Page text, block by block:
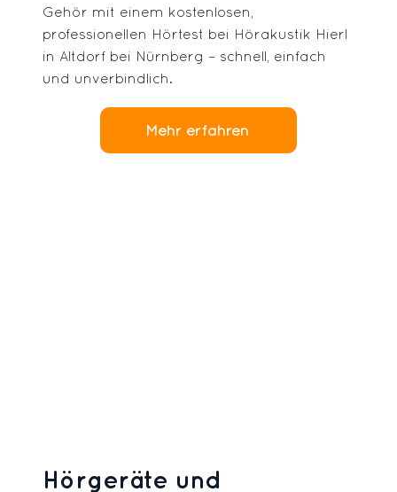
Hörgeräte und
Gehör mit einem kostenlosen,
professionellen Hörtest bei Hörakustik Hierl
in Altdorf bei Nürnberg – schnell, einfach
und unverbindlich.
Mehr erfahren